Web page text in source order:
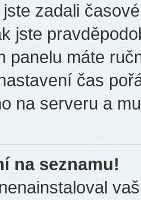
zadali
jste
panelu máte
čas
na serveru a
na seznamu!